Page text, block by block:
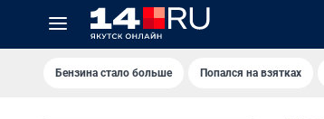
Бензина стало больше Попался на взятках